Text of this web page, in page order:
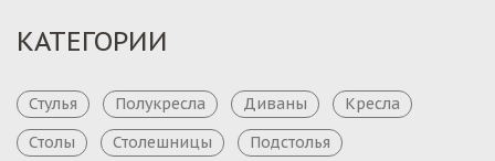
КАТЕГОРИИ
Стулья Полукресла Диваны
Кресла
Столы
Столешницы
Подстолья